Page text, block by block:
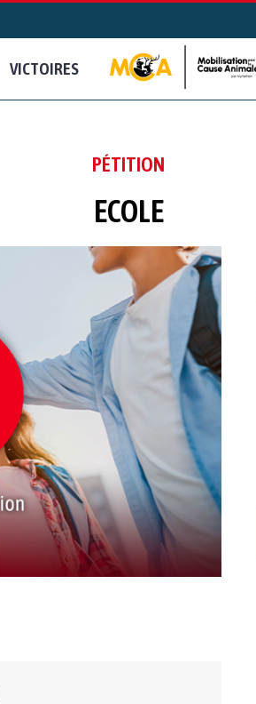
VICTOIRES
PÉTITION
ECOLE